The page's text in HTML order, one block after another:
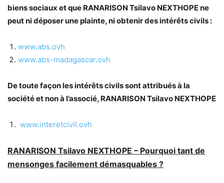
biens sociaux et que RANARISON Tsilavo NEXTHOPE ne
peut ni déposer une plainte, ni obtenir des intérêts civils :
www.abs.ovh
www.abs-madagascar.ovh
De toute façon les intérêts civils sont attribués à la
société et non à l’associé, RANARISON Tsilavo NEXTHOPE
www.interetcivil.ovh
RANARISON Tsilavo NEXTHOPE – Pourquoi tant de
mensonges facilement démasquables ?